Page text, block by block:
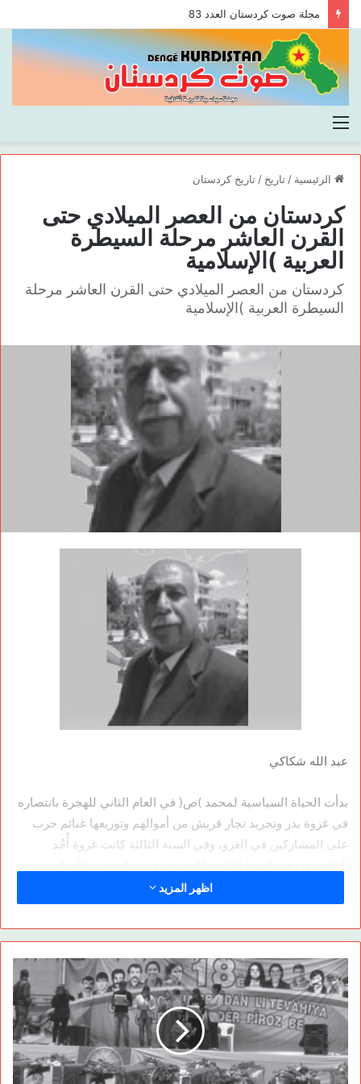
مجلة صوت كردستان العدد 83
القائمة
الرئيسية / تاريخ / تاريخ كردستان
كردستان من العصر الميلادي حتى
القرن العاشر مرحلة السيطرة
العربية )الإسلامية
كردستان من العصر الميلادي حتى القرن العاشر مرحلة
السيطرة العربية )الإسلامية
عبد الله شكاكي
بدأت الحياة السياسية لمحمد )ص( في العام الثاني للهجرة بانتصاره
في غزوة بدر وتجريد تجار قريش من أموالهم وتوزيعها غنائم حرب
على المشاركين في الغزو، وفي السنة الثالثة كانت غزوة أُحُد
)الخندق(، وفي الخامسة للهجرة غزوة دومة الجندل، وفي السادسة
غزوة بني المصطلق، وفي السنة السابعة للهجرة كانت غزوة خيبر
والانتصار على اليهود، وفيها برزت قوة علي بخلعه باب مدينة خيبر
وبقدوم عيد النوروز الذي صادف ذلك اليوم، وفي السنة الثامنة كان
فتح مكة، وفي السنة التاسعة غزوة تبوك، وفي العاشرة للهجرة حجّ
محمد حجّة الوداع وتوفي في تلك السنة. ومع عصر الخلفاء الراشدين
بدأت الغزوات العربية الإسلامية خارج حدود الجزيرة العربية بغية
توسيع رقعة الدولة والحصول على الغنائم الحربية تحت مسمّى نشر
الدين الإسلامي، مع أن الدين الإسلامي أعلن صراحة «لا إكراه في
اظهر المزيد